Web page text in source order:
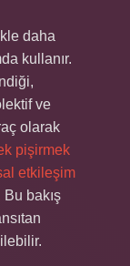
daha
kullanır.
ve
olarak
pişirmek
etkileşim
Bu bakış